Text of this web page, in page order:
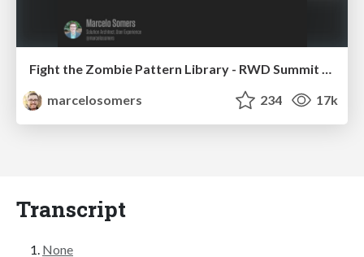
marcelosomers
234 17k
Transcript
None